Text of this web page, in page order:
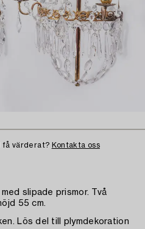
få värderat? Kontakta oss
slipade prismor. Två
55 cm.
Lös del till plymdekoration